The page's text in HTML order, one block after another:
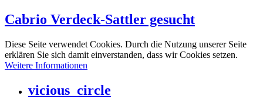
Cabrio Verdeck-Sattler gesucht
Diese Seite verwendet Cookies. Durch die Nutzung unserer Seite
erklären Sie sich damit einverstanden, dass wir Cookies setzen.
Weitere Informationen
vicious_circle